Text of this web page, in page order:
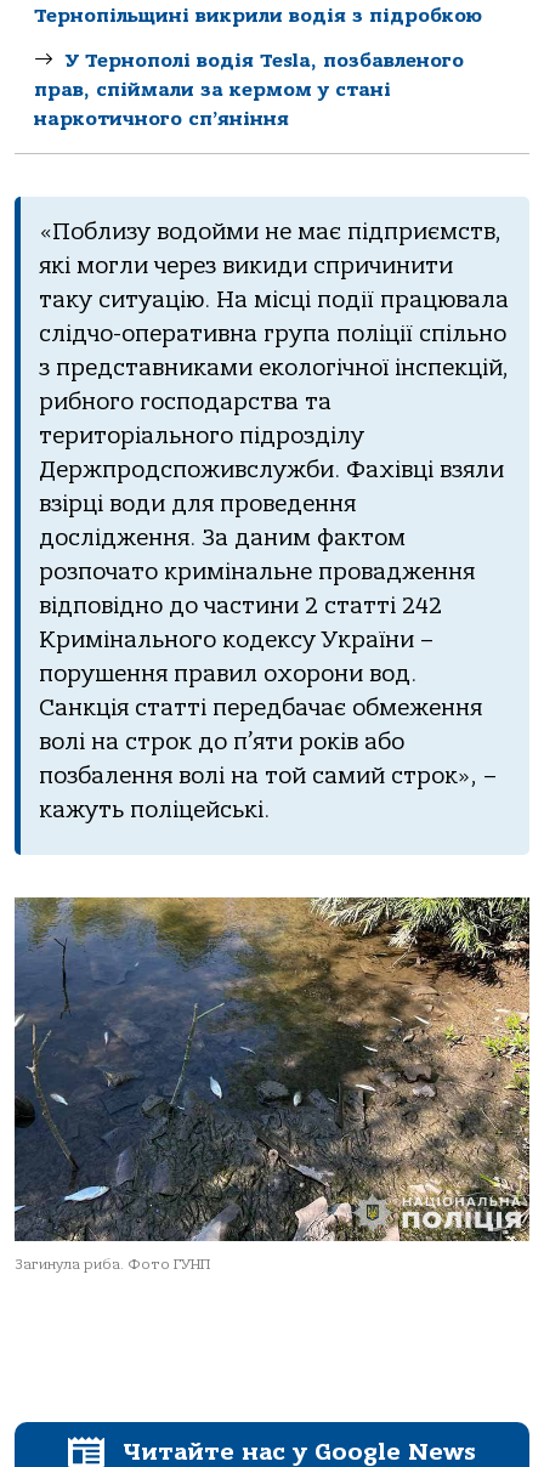
Тернопільщині викрили водія з підробкою
У Тернополі водія Tesla, позбавленого
прав, спіймали за кермом у стані
наркотичного сп’яніння
«Поблизу водойми не має підприємств,
які могли через викиди спричинити
таку ситуацію. На місці події працювала
слідчо-оперативна група поліції спільно
з представниками екологічної інспекцій,
рибного господарства та
територіального підрозділу
Держпродспоживслужби. Фахівці взяли
взірці води для проведення
дослідження. За даним фактом
розпочато кримінальне провадження
відповідно до частини 2 статті 242
Кримінального кодексу України –
порушення правил охорони вод.
Санкція статті передбачає обмеження
волі на строк до п’яти років або
позбалення волі на той самий строк», –
кажуть поліцейські.
Загинула риба. Фото ГУНП
Читайте нас у Google News